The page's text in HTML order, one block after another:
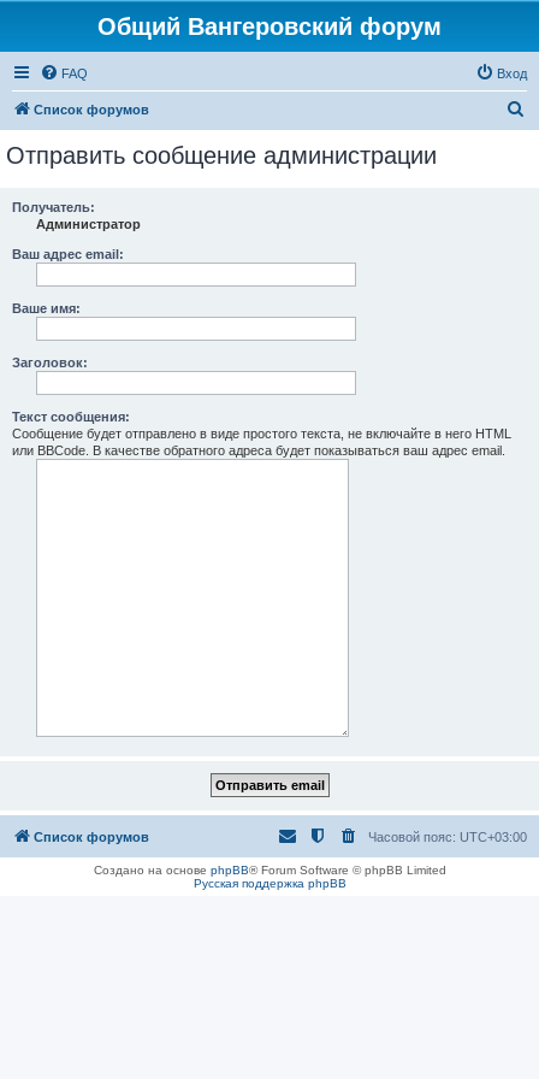
Общий Вангеровский форум
FAQ Вход
Список форумов
Отправить сообщение администрации
Получатель:
Администратор
Ваш адрес email:
Ваше имя:
Заголовок:
Текст сообщения:
Сообщение будет отправлено в виде простого текста, не включайте в него HTML
или BBCode. В качестве обратного адреса будет показываться ваш адрес email.
Список форумов Часовой пояс: UTC+03:00
Создано на основе phpBB® Forum Software © phpBB Limited
Русская поддержка phpBB